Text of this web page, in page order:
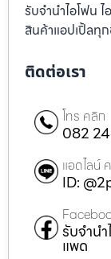
รับจำนำไอโฟน
สินค้าแอปเปิ้ลทุ
ติดต่อเรา
โทร คลิก
082
แอดไลน์
ID:
รับจำนำ
แพด